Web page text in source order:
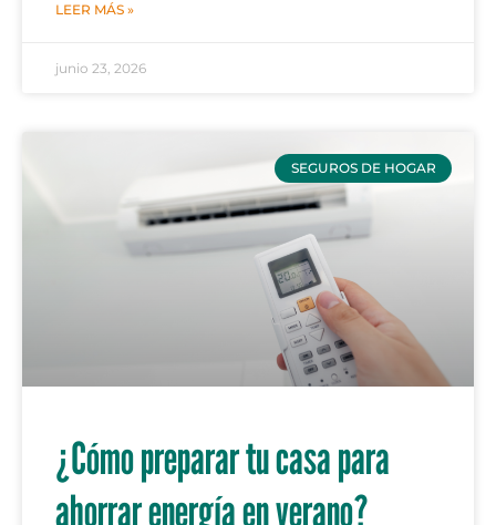
LEER MÁS »
junio 23, 2026
SEGUROS DE HOGAR
¿Cómo preparar tu casa para
ahorrar energía en verano?